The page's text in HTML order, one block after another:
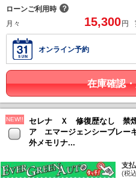
ローンご利用時 ？
月々
15,300 円
オンライン予約
在庫確認
NEW!!
セレナ Ｘ 修復歴なし 禁
ア エマージェンシーブレ
外メモリナ...
支
(税